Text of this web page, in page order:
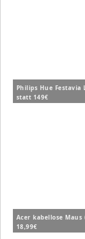
Philips Hue Festavia
statt 149€
Acer kabellose Maus
18,99€